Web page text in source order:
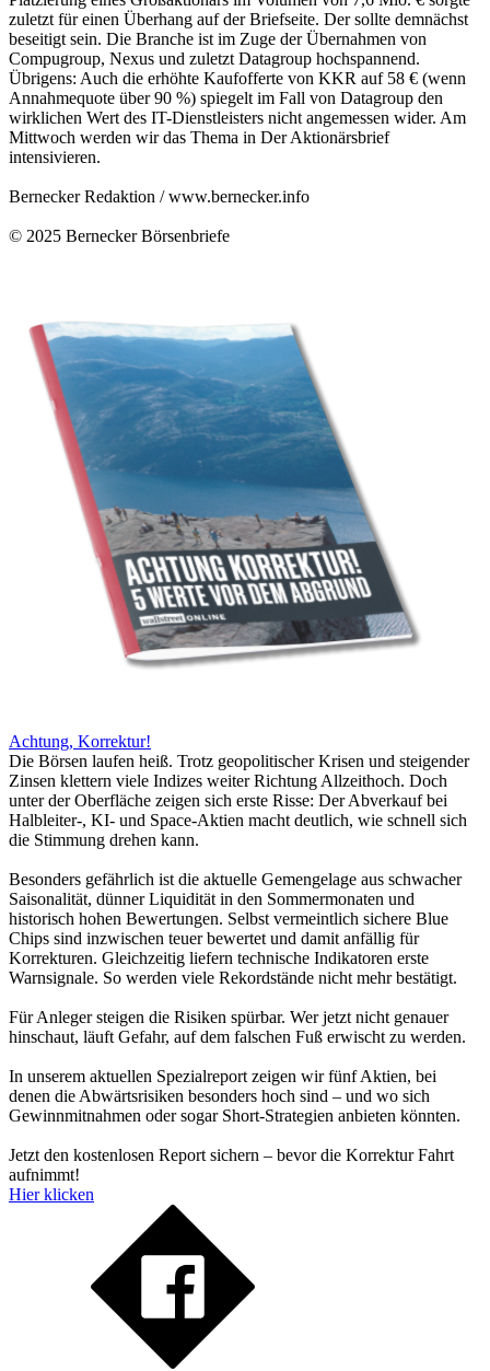
zuletzt für einen Überhang auf der Briefseite. Der sollte demnächst
beseitigt sein. Die Branche ist im Zuge der Übernahmen von
Compugroup, Nexus und zuletzt Datagroup hochspannend.
Übrigens: Auch die erhöhte Kaufofferte von KKR auf 58 € (wenn
Annahmequote über 90 %) spiegelt im Fall von Datagroup den
wirklichen Wert des IT-Dienstleisters nicht angemessen wider. Am
Mittwoch werden wir das Thema in Der Aktionärsbrief
intensivieren.
Bernecker Redaktion /www.bernecker.info
© 2025 Bernecker Börsenbriefe
Achtung, Korrektur!
Die Börsen laufen heiß. Trotz geopolitischer Krisen und steigender
Zinsen klettern viele Indizes weiter Richtung Allzeithoch. Doch
unter der Oberfläche zeigen sich erste Risse: Der Abverkauf bei
Halbleiter-, KI- und Space-Aktien macht deutlich, wie schnell sich
die Stimmung drehen kann.
Besonders gefährlich ist die aktuelle Gemengelage aus schwacher
Saisonalität, dünner Liquidität in den Sommermonaten und
historisch hohen Bewertungen. Selbst vermeintlich sichere Blue
Chips sind inzwischen teuer bewertet und damit anfällig für
Korrekturen. Gleichzeitig liefern technische Indikatoren erste
Warnsignale. So werden viele Rekordstände nicht mehr bestätigt.
Für Anleger steigen die Risiken spürbar. Wer jetzt nicht genauer
hinschaut, läuft Gefahr, auf dem falschen Fuß erwischt zu werden.
In unserem aktuellen Spezialreport zeigen wir fünf Aktien, bei
denen die Abwärtsrisiken besonders hoch sind – und wo sich
Gewinnmitnahmen oder sogar Short-Strategien anbieten könnten.
Jetzt den kostenlosen Report sichern – bevor die Korrektur Fahrt
aufnimmt!
Hier klicken